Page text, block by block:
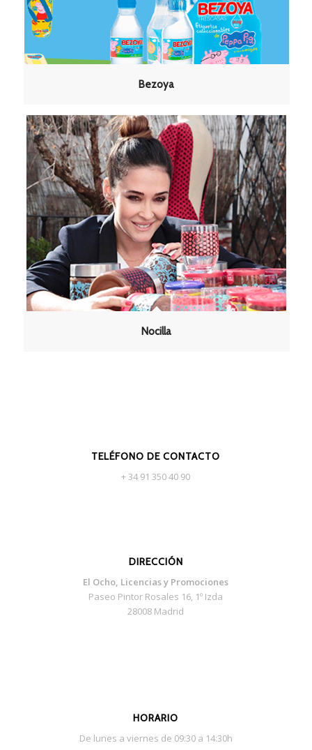
Bezoya
Nocilla
TELÉFONO DE CONTACTO
+ 34 91 350 40 90
DIRECCIÓN
El Ocho, Licencias y Promociones
Paseo Pintor Rosales 16, 1º Izda
28008 Madrid
HORARIO
De lunes a viernes de 09:30 a 14:30h